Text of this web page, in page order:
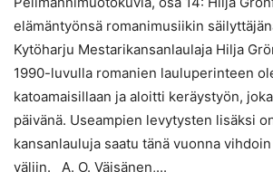
elämäntyönsä romanimusiikin
Kytöharju Mestarikansanlaulaja Hilja
1990-luvulla romanien lauluperinteen
katoamaisillaan ja aloitti keräystyön,
päivänä. Useampien levytysten lisäksi
kansanlauluja saatu tänä vuonna
väliin. A. O. Väisänen,...